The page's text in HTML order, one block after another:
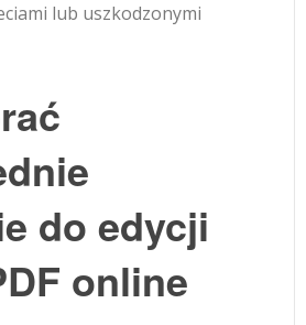
lub uszkodzonymi
do edycji
online